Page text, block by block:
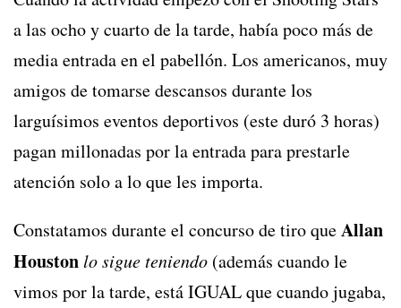
a las ocho y cuarto de la tarde, había poco más de
media entrada en el pabellón. Los americanos, muy
amigos de tomarse descansos durante los
larguísimos eventos deportivos (este duró 3 horas)
pagan millonadas por la entrada para prestarle
atención solo a lo que les importa.
Constatamos durante el concurso de tiro queAllan
Houstonlo sigue teniendo (además cuando le
vimos por la tarde, está IGUAL que cuando jugaba,